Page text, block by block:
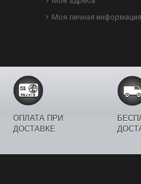
Моя личная информация
ОПЛАТА ПРИ
ДОСТАВКЕ